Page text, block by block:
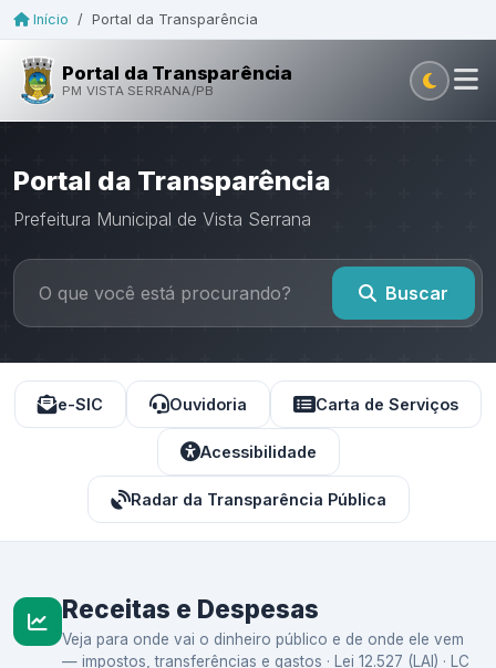
Início / Portal da Transparência
Portal da Transparência
PM VISTA SERRANA/PB
Portal da Transparência
Prefeitura Municipal de Vista Serrana
Buscar
e-SIC Ouvidoria Carta de Serviços
Acessibilidade
Radar da Transparência Pública
Receitas e Despesas
Veja para onde vai o dinheiro público e de onde ele vem
— impostos, transferências e gastos · Lei 12.527 (LAI) · LC